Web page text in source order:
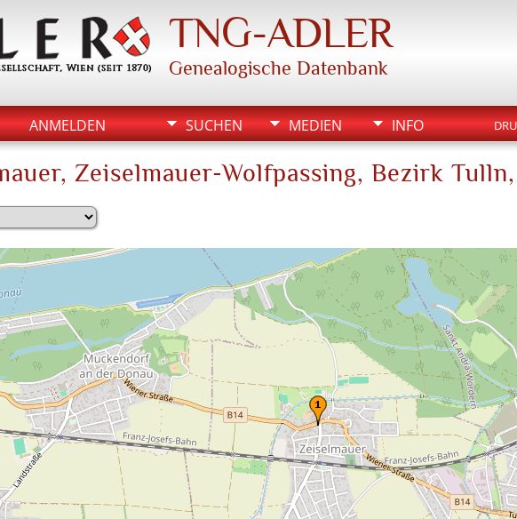
TNG-ADLER
Genealogische Datenbank
ANMELDEN SUCHEN MEDIEN INFO
Zeiselmauer-Wolfpassing, Bezirk